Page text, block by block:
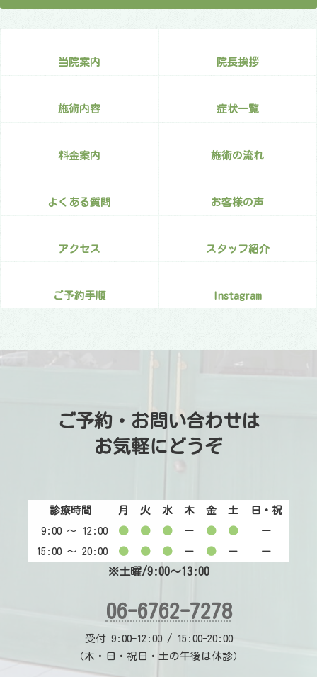
当院案内 院長挨拶
施術内容 症状一覧
料金案内 施術の流れ
よくある質問 お客様の声
アクセス スタッフ紹介
ご予約手順 Instagram
ご予約・お問い合わせは
お気軽にどうぞ
診療時間 月 火 水 木 金 土
日・祝
9:00 〜 12:00
● ● ● ー ● ●
ー
15:00 〜 20:00
● ● ● ー ● ー ー
※土曜/9:00～13:00
06-6762-7278
受付 9:00-12:00 / 15:00-20:00
（木・日・祝日・土の午後は休診）